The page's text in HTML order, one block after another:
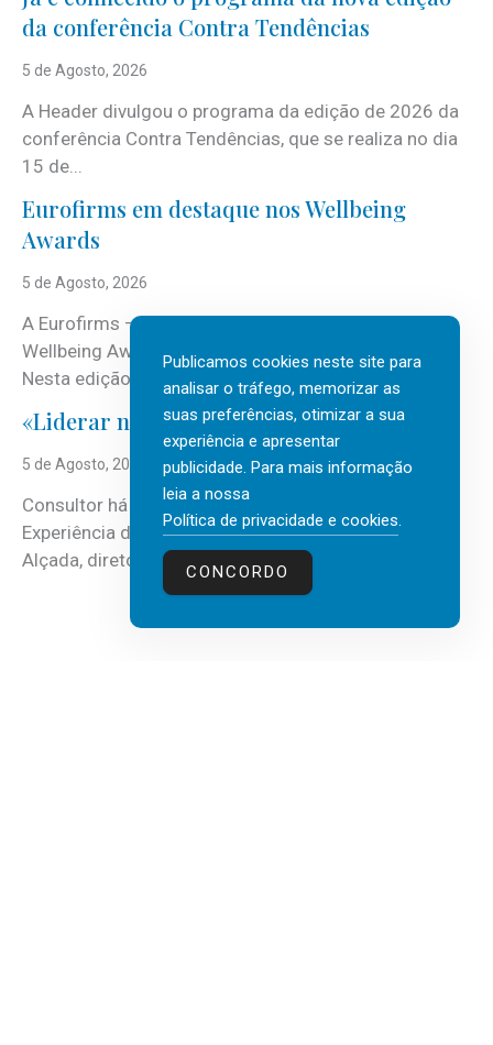
da conferência Contra Tendências
5 de Agosto, 2026
A Header divulgou o programa da edição de 2026 da
conferência Contra Tendências, que se realiza no dia
15 de...
Eurofirms em destaque nos Wellbeing
Awards
5 de Agosto, 2026
A Eurofirms – People first está de regresso aos
Wellbeing Awards, integrando o Top Wellbeing 2026.
Nesta edição, a multinacional...
«Liderar não é um talento místico.»
5 de Agosto, 2026
Consultor há mais de três décadas nas áreas de
Experiência do Cliente, Vendas e Liderança, Manuel
Alçada, diretor executivo da...
Publicamos cookies neste site para
analisar o tráfego, memorizar as
suas preferências, otimizar a sua
experiência e apresentar
publicidade. Para mais informação
leia a nossa
Política de privacidade e cookies.
CONCORDO